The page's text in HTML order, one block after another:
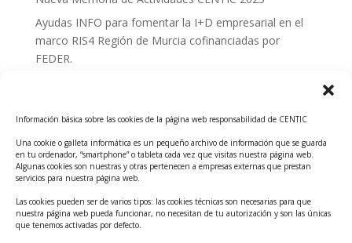
Información básica sobre las cookies de la página web responsabilidad de CENTIC
Una cookie o galleta informática es un pequeño archivo de información que se guarda
en tu ordenador, “smartphone” o tableta cada vez que visitas nuestra página web.
Algunas cookies son nuestras y otras pertenecen a empresas externas que prestan
servicios para nuestra página web.
Las cookies pueden ser de varios tipos: las cookies técnicas son necesarias para que
nuestra página web pueda funcionar, no necesitan de tu autorización y son las únicas
que tenemos activadas por defecto.
Ayudas INFO para fomentar la I+D empresarial en el
marco RIS4 Región de Murcia cofinanciadas por
FEDER.
Tecnológicos 2ª ed.
Ayudas INFO para el apoyo a las empresas
innovadoras con potencial tecnológico y escalables
Convocatoria Cheque de Innovación. Ayudas INFO
para la contratación de servicios de Innovación y
Competitividad